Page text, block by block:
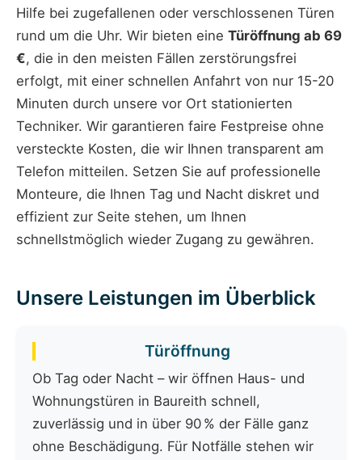
Hilfe bei zugefallenen oder verschlossenen Türen
rund um die Uhr. Wir bieten eine Türöffnung ab 69
€, die in den meisten Fällen zerstörungsfrei
erfolgt, mit einer schnellen Anfahrt von nur 15-20
Minuten durch unsere vor Ort stationierten
Techniker. Wir garantieren faire Festpreise ohne
versteckte Kosten, die wir Ihnen transparent am
Telefon mitteilen. Setzen Sie auf professionelle
Monteure, die Ihnen Tag und Nacht diskret und
effizient zur Seite stehen, um Ihnen
schnellstmöglich wieder Zugang zu gewähren.
Unsere Leistungen im Überblick
Türöffnung
Ob Tag oder Nacht – wir öffnen Haus- und
Wohnungstüren in Baureith schnell,
zuverlässig und in über 90 % der Fälle ganz
ohne Beschädigung. Für Notfälle stehen wir